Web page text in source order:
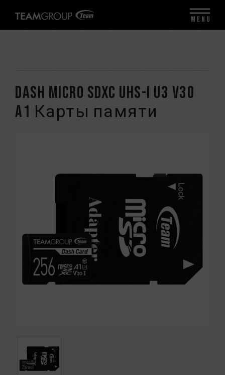
Dash Micro SDXC UHS-I U3 V30
A1 Карты памяти
MENU